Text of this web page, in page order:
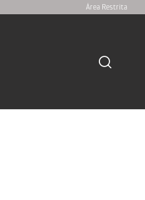
Área Restrita